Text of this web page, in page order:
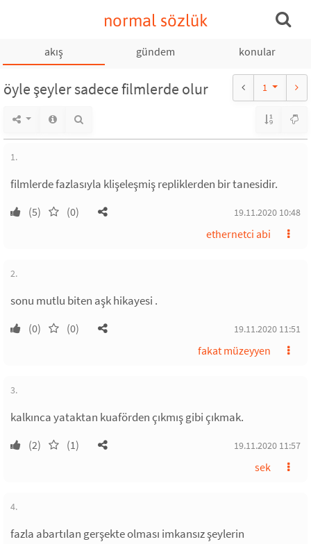
normal sözlük
akış gündem konular
öyle şeyler sadece filmlerde olur 1
1.
filmlerde fazlasıyla klişeleşmiş repliklerden bir tanesidir.
(5) (0) 19.11.2020 10:48
ethernetci abi
2.
sonu mutlu biten aşk hikayesi .
(0) (0) 19.11.2020 11:51
fakat müzeyyen
3.
kalkınca yataktan kuaförden çıkmış gibi çıkmak.
(2) (1) 19.11.2020 11:57
sek
4.
fazla abartılan gerşekte olması imkansız şeylerin